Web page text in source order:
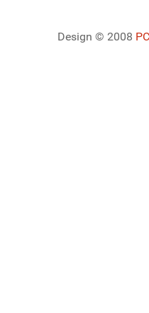
Design © 2008